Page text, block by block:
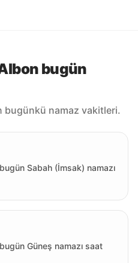
bugün
bugünkü namaz vakitleri.
Sabah (İmsak) namazı
Güneş namazı saat